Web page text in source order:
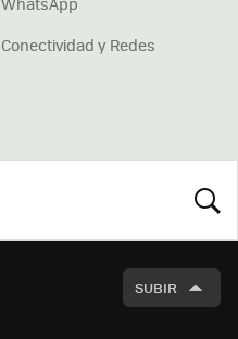
Conectividad y Redes
SUBIR